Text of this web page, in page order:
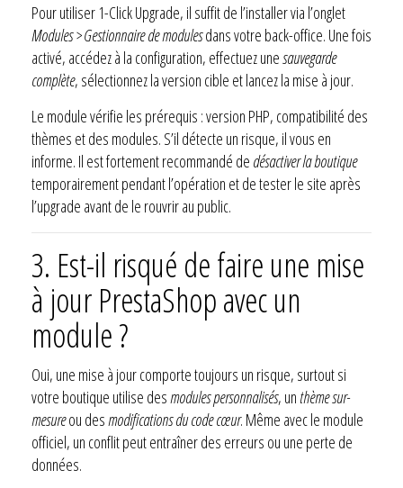
Pour utiliser 1-Click Upgrade, il suffit de l’installer via l’onglet
Modules > Gestionnaire de modulesdans votre back-office. Une fois
activé, accédez à la configuration, effectuez unesauvegarde
complète, sélectionnez la version cible et lancez la mise à jour.
Le module vérifie les prérequis : version PHP, compatibilité des
thèmes et des modules. S’il détecte un risque, il vous en
informe. Il est fortement recommandé de désactiver la boutique
temporairement pendant l’opération et de tester le site après
l’upgrade avant de le rouvrir au public.
3. Est-il risqué de faire une mise
à jour PrestaShop avec un
module ?
Oui, une mise à jour comporte toujours un risque, surtout si
votre boutique utilise des modules personnalisés, unthème sur-
mesureou des modifications du code cœur. Même avec le module
officiel, un conflit peut entraîner des erreurs ou une perte de
données.